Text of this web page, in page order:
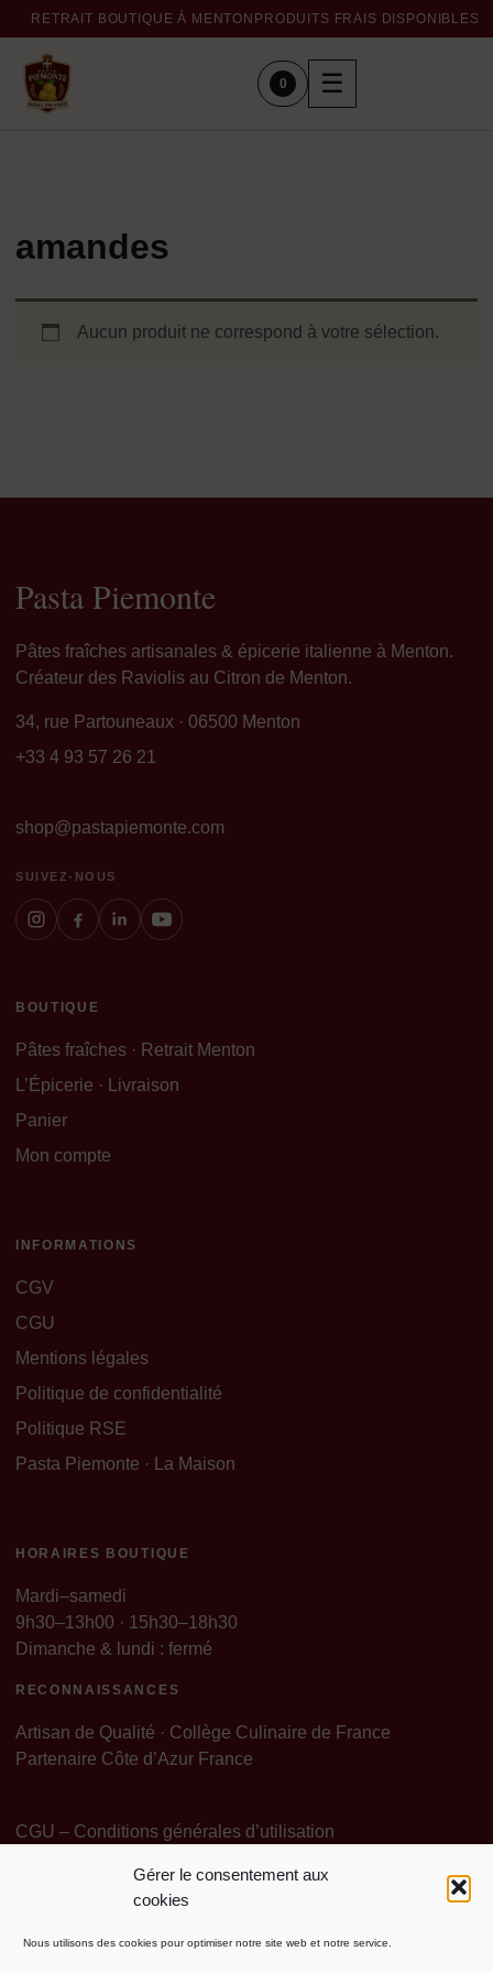
Gérer le consentement aux
cookies
Nous utilisons des cookies pour optimiser notre site web et notre service.
RETRAIT BOUTIQUE À MENTON PRODUITS FRAIS DISPONIBLES
0 ☰
amandes
Aucun produit ne correspond à votre sélection.
Pasta Piemonte
Pâtes fraîches artisanales & épicerie italienne à Menton.
Créateur des Raviolis au Citron de Menton.
34, rue Partouneaux · 06500 Menton
+33 4 93 57 26 21
shop@pastapiemonte.com
SUIVEZ-NOUS
BOUTIQUE
Pâtes fraîches · Retrait Menton
L’Épicerie · Livraison
Panier
Mon compte
INFORMATIONS
CGV
CGU
Mentions légales
Politique de confidentialité
Politique RSE
Pasta Piemonte · La Maison
HORAIRES BOUTIQUE
Mardi–samedi
9h30–13h00 · 15h30–18h30
Dimanche & lundi : fermé
RECONNAISSANCES
Artisan de Qualité · Collège Culinaire de France
Partenaire Côte d’Azur France
CGU – Conditions générales d’utilisation
Politique de ConfidentialitéMentions légales